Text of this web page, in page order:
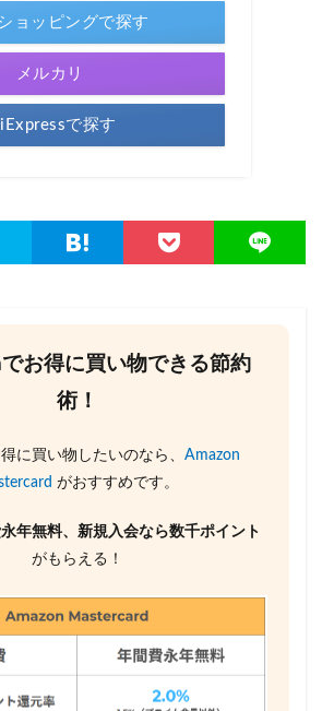
ョッピングで探す
メルカリ
で探す
お得に買い物できる節約
術！
に買い物したいのなら、 Amazon
がおすすめです。
年無料、新規入会なら数千ポイント
がもらえる！